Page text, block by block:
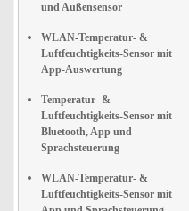
und Außensensor
WLAN-Temperatur- &
Luftfeuchtigkeits-Sensor mit
App-Auswertung
Temperatur- &
Luftfeuchtigkeits-Sensor mit
Bluetooth, App und
Sprachsteuerung
WLAN-Temperatur- &
Luftfeuchtigkeits-Sensor mit